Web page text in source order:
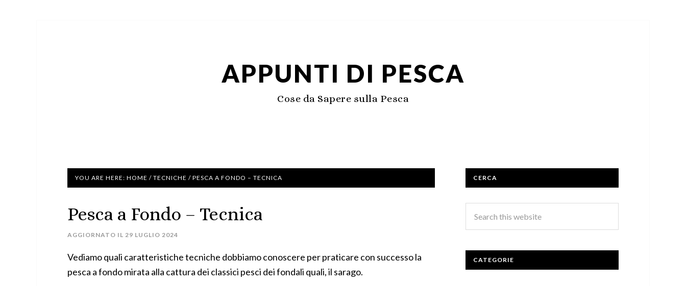
APPUNTI DI PESCA
Cose da Sapere sulla Pesca
YOU ARE HERE: HOME / TECNICHE / PESCA A FONDO – TECNICA
Pesca a Fondo – Tecnica
AGGIORNATO IL 29 LUGLIO 2024
Vediamo quali caratteristiche tecniche dobbiamo conoscere per praticare con successo la
pesca a fondo mirata alla cattura dei classici pesci dei fondali quali, il sarago.
CERCA
CATEGORIE